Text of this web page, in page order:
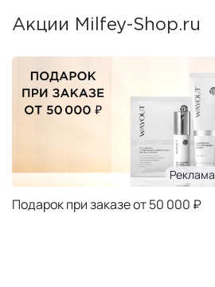
Акции Milfey-Shop.ru
Реклама
Подарок при заказе от 50 000 ₽